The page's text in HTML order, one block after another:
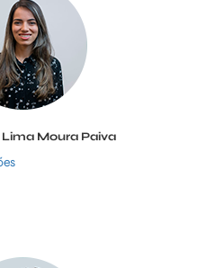
Moura Paiva